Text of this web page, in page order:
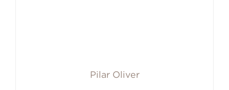
Pilar Oliver